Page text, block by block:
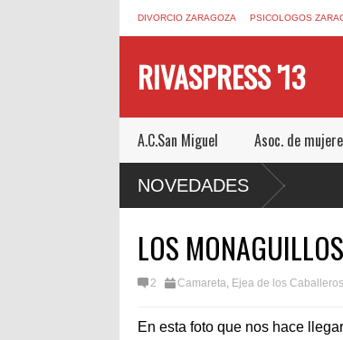
DIVORCIO ZARAGOZA PSICOLOGOS
RIVASPRESS '13
A.C.San Miguel Asoc. de
NOVEDADES
ESCAPE ROOM DE MUCHO MIEDO EN
LOS MONAGUILLOS
2 Camareta, Ejea de los Caballeros
En esta foto que nos hace